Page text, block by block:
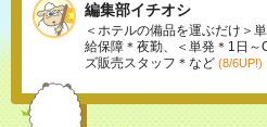
編集部イチオシ
＜ホテルの備品を運ぶだけ＞
給保障＊夜勤、＜単発＊1日～
ズ販売スタッフ＊など (8/6UP!)